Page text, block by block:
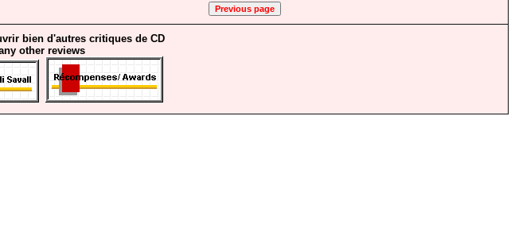
bien d'autres critiques de CD
other reviews